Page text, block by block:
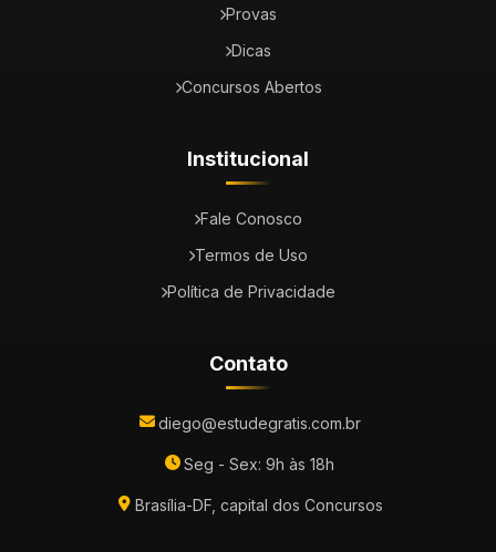
Provas
Dicas
Concursos Abertos
Institucional
Fale Conosco
Termos de Uso
Política de Privacidade
Contato
diego@estudegratis.com.br
Seg - Sex: 9h às 18h
Brasília-DF, capital dos Concursos